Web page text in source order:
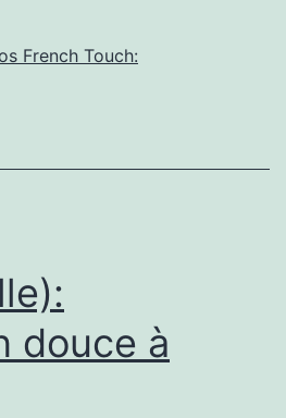
:
»,
comment
le
French Touch:
douce à